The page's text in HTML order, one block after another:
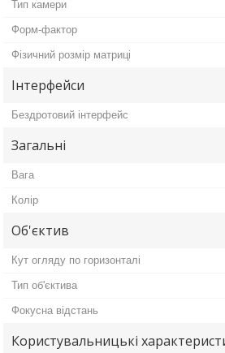
Тип камери
Форм-фактор
Фізичний розмір матриці
Інтерфейси
Бездротовий інтерфейс
Загальні
Вага
Колір
Об'єктив
Кут огляду по горизонталі
Тип об'єктива
Фокусна відстань
Користувальницькі